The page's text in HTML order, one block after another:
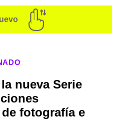
nueva Serie
fotografía e